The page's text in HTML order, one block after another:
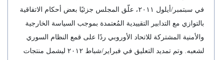
في سبتمبر/أيلول ٢٠١١، علّق المجلس جزئيًا بعض أحكام الاتفاقية
بالتوازي مع التدابير التقييدية المُعتمدة بموجب السياسة الخارجية
والأمنية المشتركة للاتحاد الأوروبي ردًا على قمع النظام السوري
لشعبه. وتم تمديد التعليق في فبراير/شباط ٢٠١٢ ليشمل منتجات